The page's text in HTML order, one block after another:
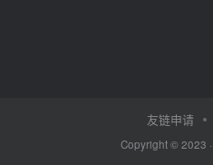
友链申请
Copyright © 2023 ·